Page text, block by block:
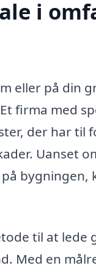
i
eller på din
firma med
der har til
Uanset
bygningen,
til at lede
Med en